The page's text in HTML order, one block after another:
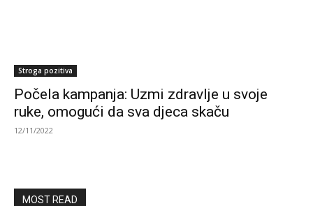
Stroga pozitiva
Počela kampanja: Uzmi zdravlje u svoje
ruke, omogući da sva djeca skaču
12/11/2022
MOST READ